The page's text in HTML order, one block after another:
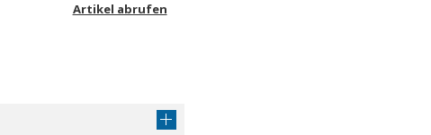
Artikel abrufen